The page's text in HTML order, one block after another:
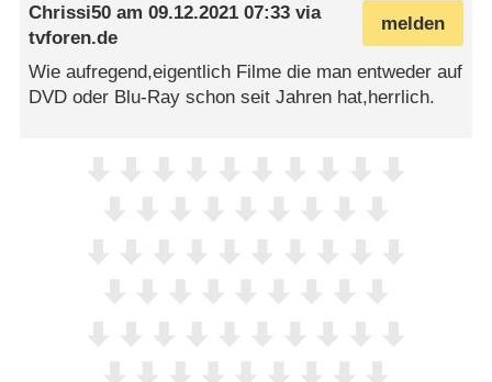
melden
Chrissi50 am09.12.2021 07:33 via
tvforen.de
Wie aufregend,eigentlich Filme die man entweder auf
DVD oder Blu-Ray schon seit Jahren hat,herrlich.